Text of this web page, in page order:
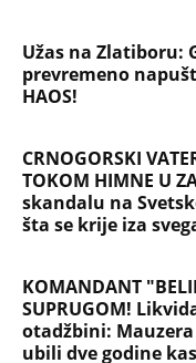
Užas na Zlatiboru:
prevremeno
HAOS!
CRNOGORSKI
TOKOM HIMNE U
skandalu na
šta se krije iza
KOMANDANT
SUPRUGOM!
otadžbini:
ubili dve godine